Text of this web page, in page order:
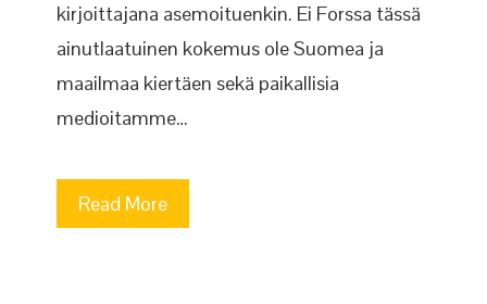
kirjoittajana asemoituenkin. Ei Forssa tässä
ainutlaatuinen kokemus ole Suomea ja
maailmaa kiertäen sekä paikallisia
medioitamme…
Read More